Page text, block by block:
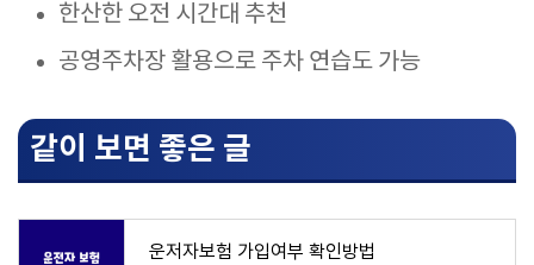
한산한 오전 시간대 추천
공영주차장 활용으로 주차 연습도 가능
같이 보면 좋은 글
운저자보험 가입여부 확인방법